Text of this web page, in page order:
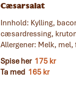
Cæsarsalat
Innhold: Kylling,
cæsardressing,
Allergener: Melk, mel,
Spise her 175 kr
Ta med 165 kr